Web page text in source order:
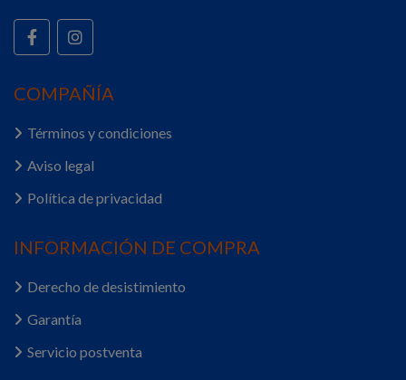
COMPAÑÍA
Términos y condiciones
Aviso legal
Política de privacidad
INFORMACIÓN DE COMPRA
Derecho de desistimiento
Garantía
Servicio postventa